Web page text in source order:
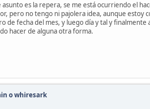
es la repera, se me está ocurriendo el
no tengo ni pajolera idea, aunque estoy
fecha del mes, y luego día y tal y
hacer de alguna otra forma.
o whiresark